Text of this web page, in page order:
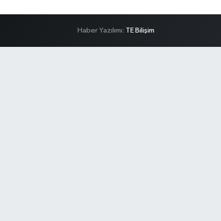
Haber Yazılımı: TE Bilişim